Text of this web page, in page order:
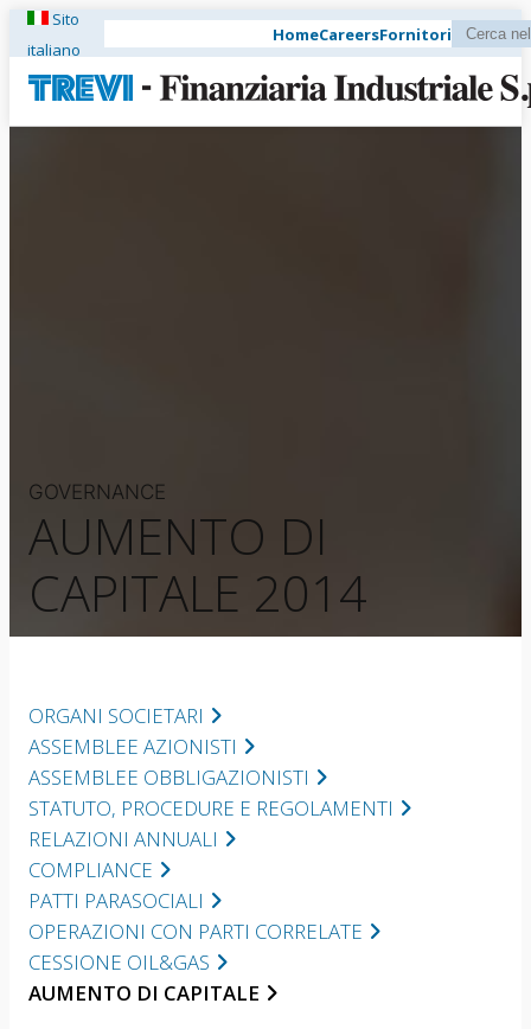
Sito
italiano
HomeCareersFornitori
GOVERNANCE
AUMENTO DI
CAPITALE 2014
ORGANI SOCIETARI
ASSEMBLEE AZIONISTI
ASSEMBLEE OBBLIGAZIONISTI
STATUTO, PROCEDURE E REGOLAMENTI
RELAZIONI ANNUALI
COMPLIANCE
PATTI PARASOCIALI
OPERAZIONI CON PARTI CORRELATE
CESSIONE OIL&GAS
AUMENTO DI CAPITALE